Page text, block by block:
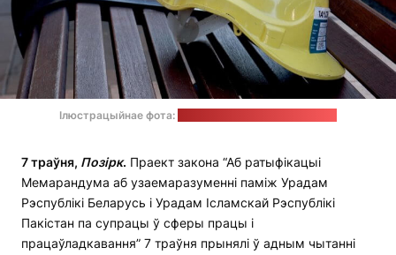
Ілюстрацыйнае фота:
7 траўня, Позірк. Праект закона “Аб ратыфікацыі
Мемарандума аб узаемаразуменні паміж Урадам
Рэспублікі Беларусь і Урадам Ісламскай Рэспублікі
Пакістан па супрацы ў сферы працы і
працаўладкавання” 7 траўня прынялі ў адным чытанні